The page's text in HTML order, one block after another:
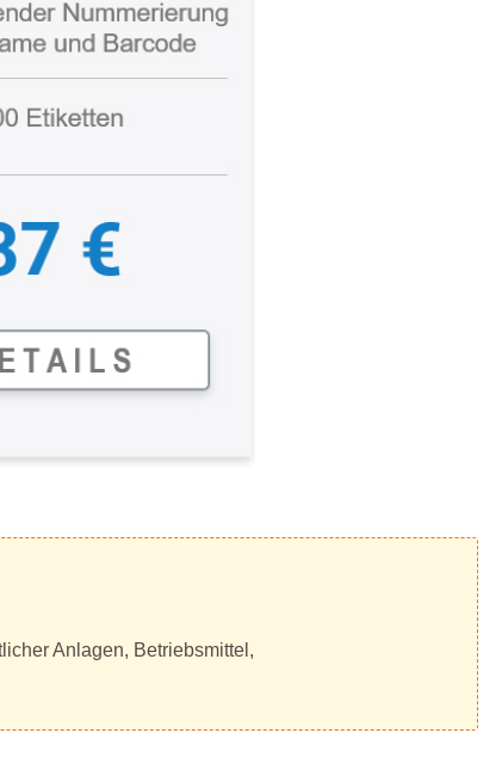
Anlagen, Betriebsmittel,